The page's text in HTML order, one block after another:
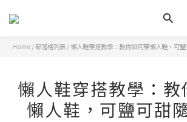
Home /部落格列表 /懶人鞋穿搭教學：教你如何穿懶人鞋，可
懶人鞋穿搭教學：教
懶人鞋，可鹽可甜